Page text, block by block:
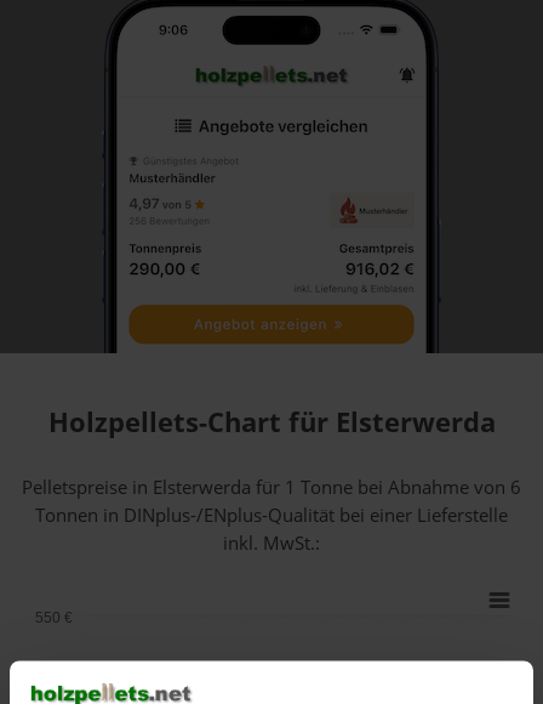
Holzpellets-Chart für Elsterwerda
Pelletspreise in Elsterwerda für 1 Tonne bei Abnahmevon 6
Tonnen in DINplus-/ENplus-Qualität bei einer Lieferstelle
inkl. MwSt.:
550 €